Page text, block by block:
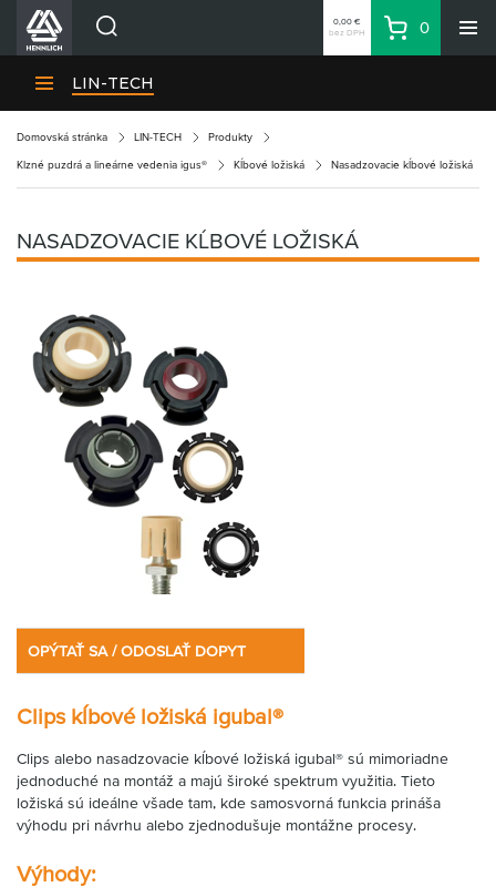
Divízie HENNLICH
Kariéra
Kontakty
Prihlásenie
Nákupný zoznam
Partner Zone
0,00 €
bez DPH
Košík
0
LIN-TECH
Domovská stránka LIN-TECH Produkty
Klzné puzdrá a lineárne vedenia igus® Kĺbové ložiská Nasadzovacie kĺbové ložiská
NASADZOVACIE KĹBOVÉ LOŽISKÁ
OPÝTAŤ SA / ODOSLAŤ DOPYT
Clips kĺbové ložiská igubal®
Clips alebo nasadzovacie kĺbové ložiská igubal® sú mimoriadne
jednoduché na montáž a majú široké spektrum využitia. Tieto
ložiská sú ideálne všade tam, kde samosvorná funkcia prináša
výhodu pri návrhu alebo zjednodušuje montážne procesy.
Výhody: